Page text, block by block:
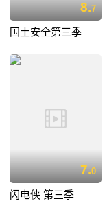
8.7
国土安全第三季
7.0
闪电侠 第三季